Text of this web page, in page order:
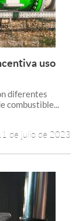
más +
uso
diferentes
combustible...
de julio de 2023